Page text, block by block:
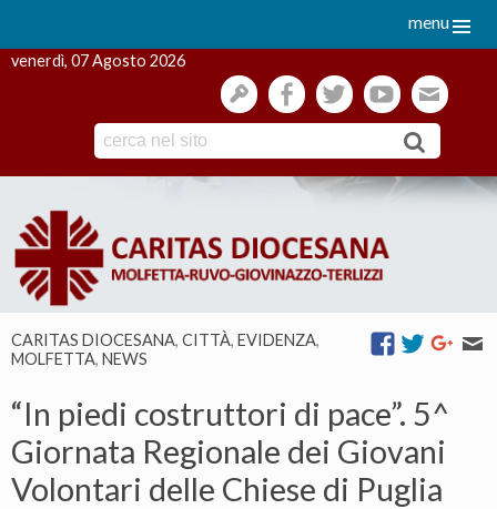
menu
venerdì, 07 Agosto 2026
gestionefacebooktwitteryoutube
Skip
CARITAS DIOCESANA, CITTÀ, EVIDENZA,
MOLFETTA, NEWS
“In piedi costruttori di pace”. 5^
Giornata Regionale dei Giovani
Volontari delle Chiese di Puglia